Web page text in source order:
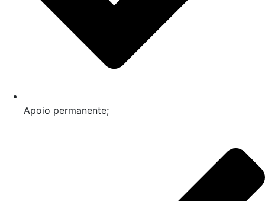
Apoio permanente;